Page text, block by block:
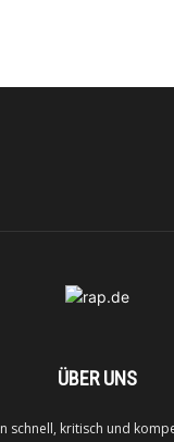
ÜBER UNS
schnell, kritisch und